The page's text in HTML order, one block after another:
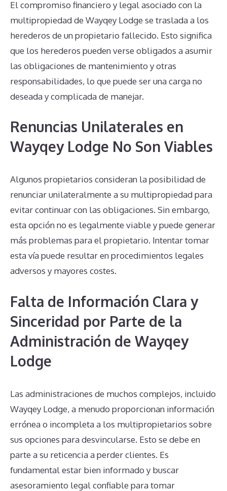
El compromiso financiero y legal asociado con la
multipropiedad de Wayqey Lodge se traslada a los
herederos de un propietario fallecido. Esto significa
que los herederos pueden verse obligados a asumir
las obligaciones de mantenimiento y otras
responsabilidades, lo que puede ser una carga no
deseada y complicada de manejar.
Renuncias Unilaterales en
Wayqey Lodge No Son Viables
Algunos propietarios consideran la posibilidad de
renunciar unilateralmente a su multipropiedad para
evitar continuar con las obligaciones. Sin embargo,
esta opción no es legalmente viable y puede generar
más problemas para el propietario. Intentar tomar
esta vía puede resultar en procedimientos legales
adversos y mayores costes.
Falta de Información Clara y
Sinceridad por Parte de la
Administración de Wayqey
Lodge
Las administraciones de muchos complejos, incluido
Wayqey Lodge, a menudo proporcionan información
errónea o incompleta a los multipropietarios sobre
sus opciones para desvincularse. Esto se debe en
parte a su reticencia a perder clientes. Es
fundamental estar bien informado y buscar
asesoramiento legal confiable para tomar